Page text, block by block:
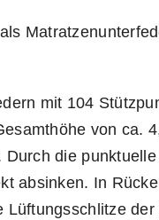
mit 104
von ca.
die
absinken. In
Lüftungsschlitze der